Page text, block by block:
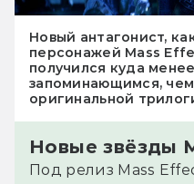
Новый антагонист,
персонажей Mass
получился куда
запоминающимся,
оригинальной
Новые звёзды
Под релиз Mass